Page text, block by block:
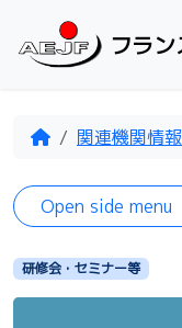
フラ
Home関連機関情報
研修会・セミナー等
Open side menu